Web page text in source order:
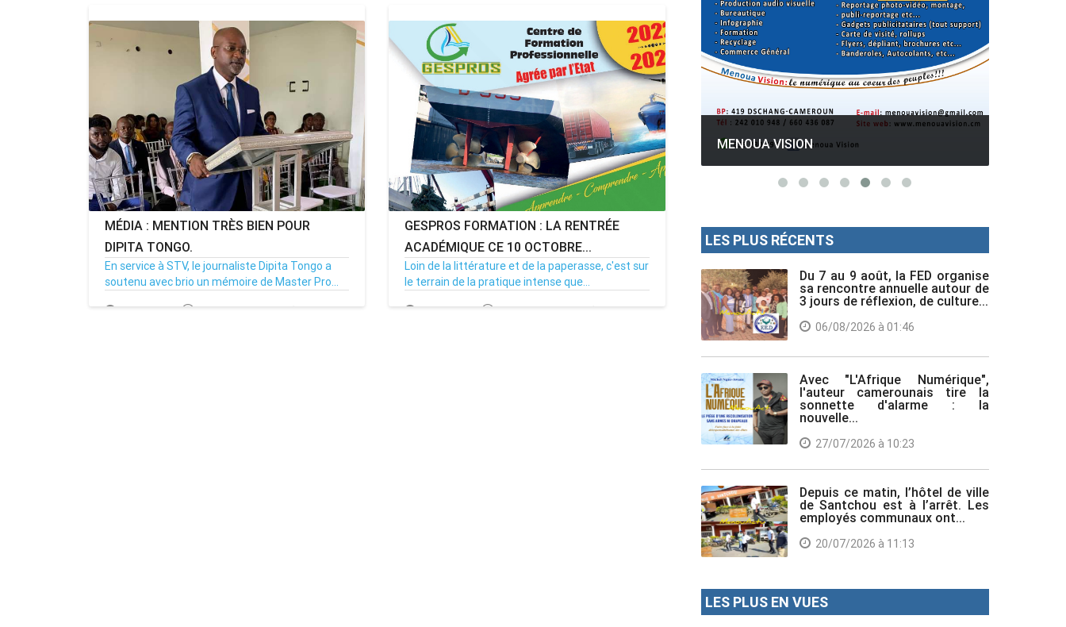
MÉDIA : MENTION TRÈS BIEN POUR
DIPITA TONGO.
En service à STV, le journaliste Dipita Tongo a
soutenu avec brio un mémoire de Master Pro...
16/10/22 Par MenouActu 0
GESPROS FORMATION : LA RENTRÉE
ACADÉMIQUE CE 10 OCTOBRE...
Loin de la littérature et de la paperasse, c'est sur
le terrain de la pratique intense que...
20/09/22 Par MenouActu 0
MENOUACTU MENOUA VISION
GESPROS formation : La rentrée
académique ce 10 Octobre 2022.
LES PLUS RÉCENTS
Du 7 au 9 août, la FED organise
sa rencontre annuelle autour de
3 jours de réflexion, de culture...
06/08/2026 à 01:46
Avec "L'Afrique Numérique",
l'auteur camerounais tire la
sonnette d'alarme : la
nouvelle...
27/07/2026 à 10:23
Depuis ce matin, l’hôtel de ville
de Santchou est à l’arrêt. Les
employés communaux ont...
20/07/2026 à 11:13
LES PLUS EN VUES